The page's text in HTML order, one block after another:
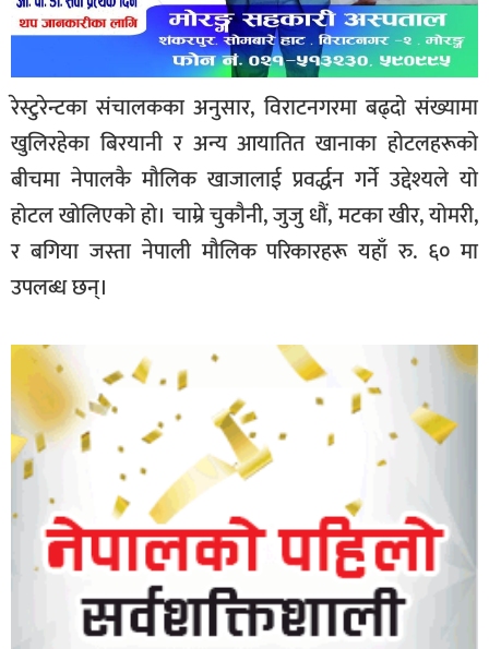
रेस्टुरेन्टका संचालकका अनुसार, विराटनगरमा बढ्दो संख्यामा
खुलिरहेका बिरयानी र अन्य आयातित खानाका होटलहरूको
बीचमा नेपालकै मौलिक खाजालाई प्रवर्द्धन गर्ने उद्देश्यले यो
होटल खोलिएको हो। चाम्रे चुकौनी, जुजु धौं, मटका खीर, योमरी,
र बगिया जस्ता नेपाली मौलिक परिकारहरू यहाँ रु. ६० मा
उपलब्ध छन्।